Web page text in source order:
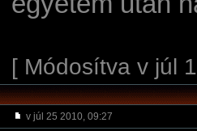
[ Módosítva v júl
v júl 25 2010, 09:27